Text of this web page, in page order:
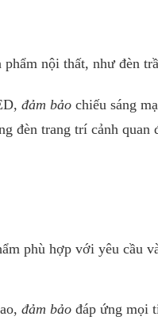
nội thất, như đèn
đảm bảo chiếu sáng
đèn trang trí cảnh quan
phù hợp với yêu cầu
đảm bảo đáp ứng mọi